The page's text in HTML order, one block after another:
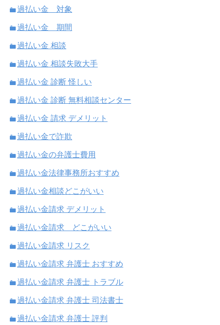
過払い金 対象
過払い金 期間
過払い金 相談
過払い金 相談失敗大手
過払い金 診断 怪しい
過払い金 診断 無料相談センター
過払い金 請求 デメリット
過払い金で詐欺
過払い金の弁護士費用
過払い金法律事務所おすすめ
過払い金相談どこがいい
過払い金請求 デメリット
過払い金請求 どこがいい
過払い金請求 リスク
過払い金請求 弁護士 おすすめ
過払い金請求 弁護士 トラブル
過払い金請求 弁護士 司法書士
過払い金請求 弁護士 評判